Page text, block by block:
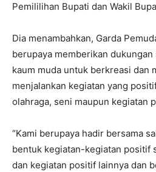
Pemililihan Bupati dan Wakil
Dia menambahkan, Garda
berupaya memberikan
kaum muda untuk berkreasi dan
menjalankan kegiatan yang
olahraga, seni maupun kegiatan
“Kami berupaya hadir bersama
bentuk kegiatan-kegiatan positif
dan kegiatan positif lainnya dan